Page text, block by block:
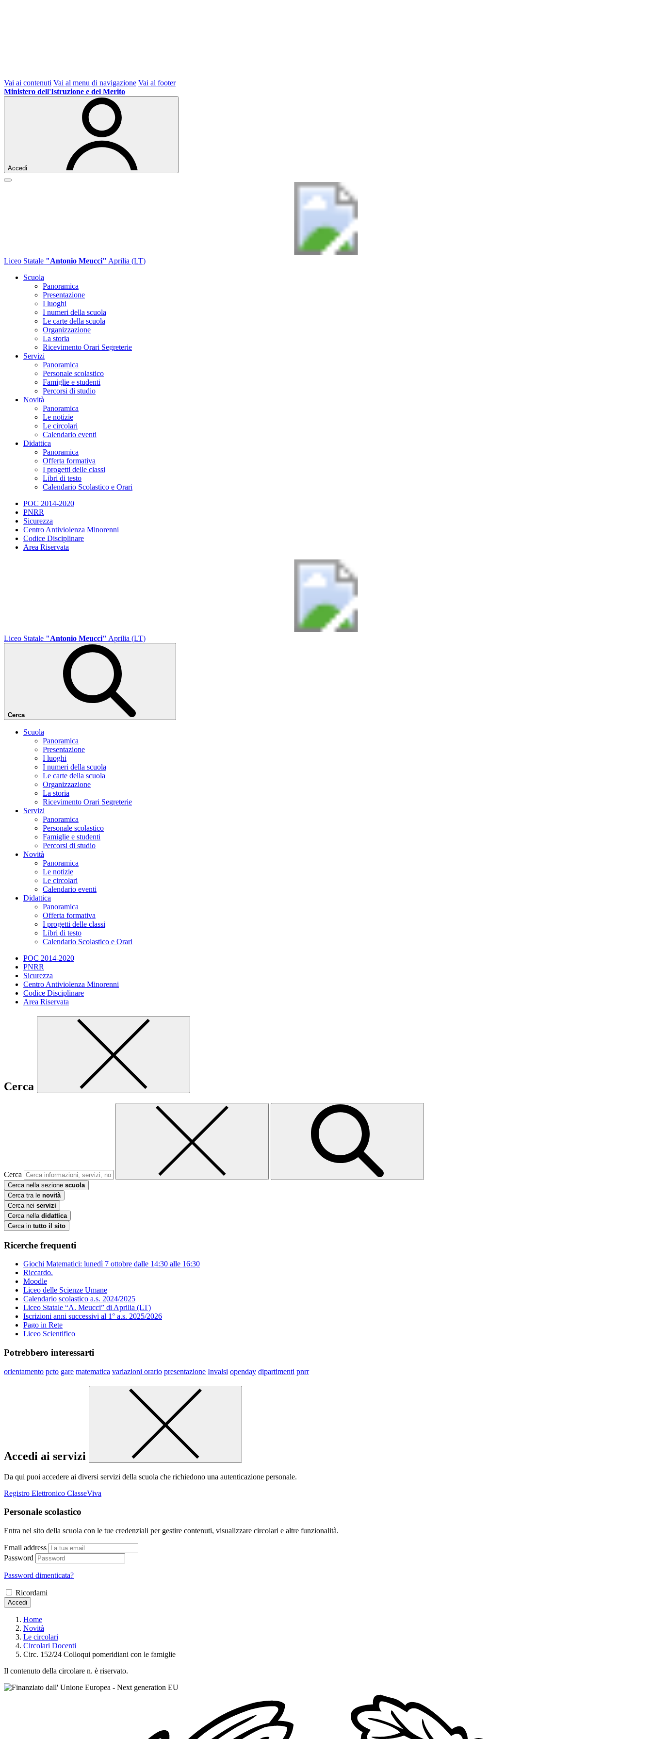
Vai ai contenuti Vai al menu di navigazione Vai al footer
Ministero dell'Istruzione e del Merito
Accedi
Liceo Statale "Antonio Meucci" Aprilia (LT)
Scuola
Panoramica
Presentazione
I luoghi
I numeri della scuola
Le carte della scuola
Organizzazione
La storia
Ricevimento Orari Segreterie
Servizi
Panoramica
Personale scolastico
Famiglie e studenti
Percorsi di studio
Novità
Panoramica
Le notizie
Le circolari
Calendario eventi
Didattica
Panoramica
Offerta formativa
I progetti delle classi
Libri di testo
Calendario Scolastico e Orari
POC 2014-2020
PNRR
Sicurezza
Centro Antiviolenza Minorenni
Codice Disciplinare
Area Riservata
Liceo Statale "Antonio Meucci" Aprilia (LT)
Cerca
Scuola
Panoramica
Presentazione
I luoghi
I numeri della scuola
Le carte della scuola
Organizzazione
La storia
Ricevimento Orari Segreterie
Servizi
Panoramica
Personale scolastico
Famiglie e studenti
Percorsi di studio
Novità
Panoramica
Le notizie
Le circolari
Calendario eventi
Didattica
Panoramica
Offerta formativa
I progetti delle classi
Libri di testo
Calendario Scolastico e Orari
POC 2014-2020
PNRR
Sicurezza
Centro Antiviolenza Minorenni
Codice Disciplinare
Area Riservata
Cerca
Cerca
Cerca nella sezione scuola
Cerca tra le novità
Cerca nei servizi
Cerca nella didattica
Cerca in tutto il sito
Ricerche frequenti
Giochi Matematici: lunedì 7 ottobre dalle 14:30 alle 16:30
Riccardo.
Moodle
Liceo delle Scienze Umane
Calendario scolastico a.s. 2024/2025
Liceo Statale “A. Meucci” di Aprilia (LT)
Iscrizioni anni successivi al 1° a.s. 2025/2026
Pago in Rete
Liceo Scientifico
Potrebbero interessarti
orientamento pcto gare matematica variazioni orario presentazione Invalsi openday dipartimenti pnrr
Accedi ai servizi
Da qui puoi accedere ai diversi servizi della scuola che richiedono una autenticazione personale.
Registro Elettronico ClasseViva
Personale scolastico
Entra nel sito della scuola con le tue credenziali per gestire contenuti, visualizzare circolari e altre funzionalità.
Email address
Password
Password dimenticata?
Ricordami
Accedi
Home
Novità
Le circolari
Circolari Docenti
Circ. 152/24 Colloqui pomeridiani con le famiglie
Il contenuto della circolare n. è riservato.